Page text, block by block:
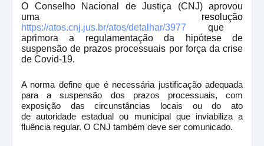
O Conselho Nacional de Justiça (CNJ) aprovou
uma resolução
https://atos.cnj.jus.br/atos/detalhar/3977 que
aprimora a regulamentação da hipótese de
suspensão de prazos processuais por força da crise
de Covid-19.
A norma define que é necessária justificação adequada
para a suspensão dos prazos processuais, com
exposição das circunstâncias locais ou do ato
de autoridade estadual ou municipal que inviabiliza a
fluência regular. O CNJ também deve ser comunicado.